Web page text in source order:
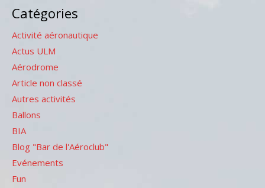
Catégories
Activité aéronautique
Actus ULM
Aérodrome
Article non classé
Autres activités
Ballons
BIA
Blog "Bar de l'Aéroclub"
Evénements
Fun